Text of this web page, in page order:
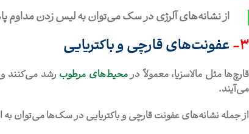
از نشانه‌های آلرژی‌ در سگ می‌توان به لیس زدن مداوم
3- عفونت‌های قارچی و باکتریایی
قارچ‌ها مثل مالاسزیا، معمولاً درمحیط‌های مرطوب رشد می‌کنند
می‌آیند.
از جمله نشانه‌های عفونت قارچی و باکتریایی در سگ‌ها می‌توان به